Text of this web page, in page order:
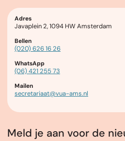
Adres
Javaplein 2, 1094 HW Amsterdam
Bellen
(020) 626 16 26
WhatsApp
(06) 421 255 73
Mailen
secretariaat@vua-ams.nl
Meld je aan voor de